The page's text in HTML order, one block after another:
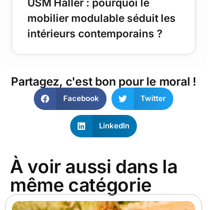
USM Haller : pourquoi le
mobilier modulable séduit les
intérieurs contemporains ?
Partagez, c'est bon pour le moral !
Facebook Twitter
LinkedIn
À voir aussi dans la
même catégorie